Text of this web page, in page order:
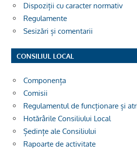
Dispoziții cu caracter normativ
Regulamente
Sesizări și comentarii
CONSILIUL LOCAL
Componența
Comisii
Regulamentul de funcționare și
Hotărârile Consiliului Local
Ședințe ale Consiliului
Rapoarte de activitate